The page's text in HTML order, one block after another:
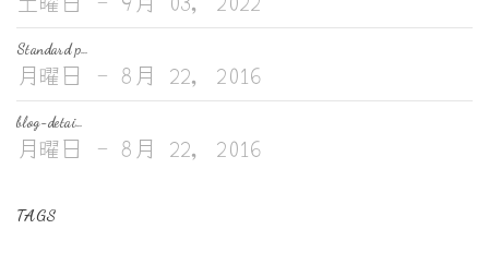
Standard p…
月曜日 - 8月 22, 2016
blog-detai…
月曜日 - 8月 22, 2016
TAGS